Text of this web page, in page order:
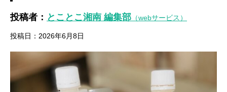
投稿者： とことこ湘南 編集部 （webサービス）
投稿日：2026年6月8日